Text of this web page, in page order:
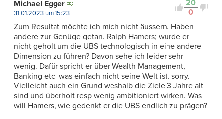
20
0
Michael Egger
31.01.2023 um 15:23
Zum Resultat möchte ich mich nicht äussern. Haben
andere zur Genüge getan. Ralph Hamers; wurde er
nicht geholt um die UBS technologisch in eine andere
Dimension zu führen? Davon sehe ich leider sehr
wenig. Dafür spricht er über Wealth Management,
Banking etc. was einfach nicht seine Welt ist, sorry.
Vielleicht auch ein Grund weshalb die Ziele 3 Jahre alt
sind und überholt resp wenig ambitioniert wirken. Was
will Hamers, wie gedenkt er die UBS endlich zu prägen?